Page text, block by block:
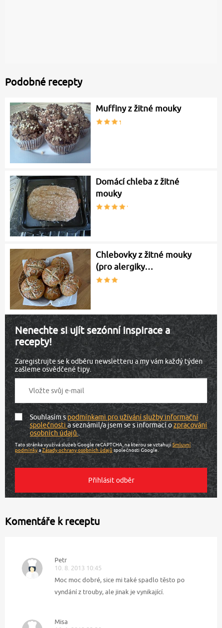
Podobné recepty
Muffiny z žitné mouky
Domácí chleba z žitné
mouky
Chlebovky z žitné mouky
(pro alergiky…
Nenechte si ujít sezónní inspirace a
recepty!
Zaregistrujte se k odběru newsletteru a my vám každý týden
zašleme osvědčené tipy.
Souhlasím spodmínkami pro užívání služby informační
společnostia seznámil/a jsem se s informací ozpracování
osobních údajů.
Tato stránka využívá služeb Google reCAPTCHA, na kterou se vztahujíSmluvní
podmínkyaZásady ochrany osobních údajů společnosti Google.
Komentáře k receptu
Petr
10. 8. 2013 10:45
Moc moc dobré, sice mi také spadlo těsto po
vyndání z trouby, ale jinak je vynikající.
Misa